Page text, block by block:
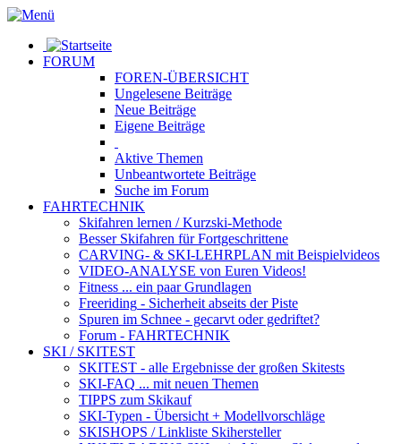
FORUM
FOREN-ÜBERSICHT
Ungelesene Beiträge
Neue Beiträge
Eigene Beiträge
Aktive Themen
Unbeantwortete Beiträge
Suche im Forum
FAHRTECHNIK
Skifahren lernen / Kurzski-Methode
Besser Skifahren für Fortgeschrittene
CARVING- & SKI-LEHRPLAN mit Beispielvideos
VIDEO-ANALYSE von Euren Videos!
Fitness ... ein paar Grundlagen
Freeriding - Sicherheit abseits der Piste
Spuren im Schnee - gecarvt oder gedriftet?
Forum - FAHRTECHNIK
SKI / SKITEST
SKITEST - alle Ergebnisse der großen Skitests
SKI-FAQ ... mit neuen Themen
TIPPS zum Skikauf
SKI-Typen - Übersicht + Modellvorschläge
SKISHOPS / Linkliste Skihersteller